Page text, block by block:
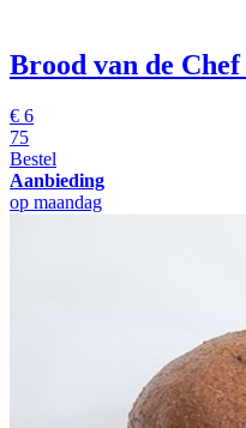
Brood van de Chef
€ 6
75
Bestel
Aanbieding
op maandag